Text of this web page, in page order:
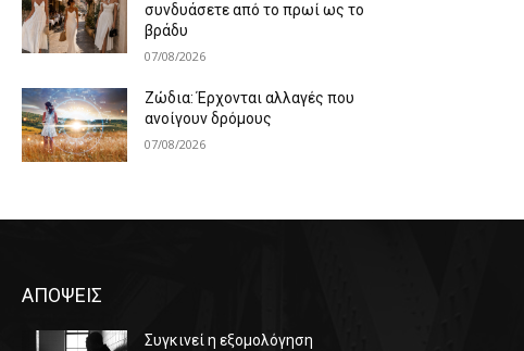
συνδυάσετε από το πρωί ως το
βράδυ
07/08/2026
Ζώδια: Έρχονται αλλαγές που
ανοίγουν δρόμους
07/08/2026
ΑΠΟΨΕΙΣ
Συγκινεί η εξομολόγηση